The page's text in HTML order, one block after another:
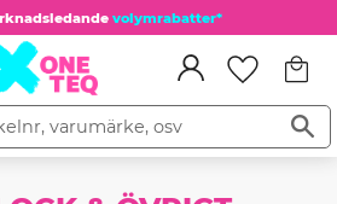
volymrabatter*